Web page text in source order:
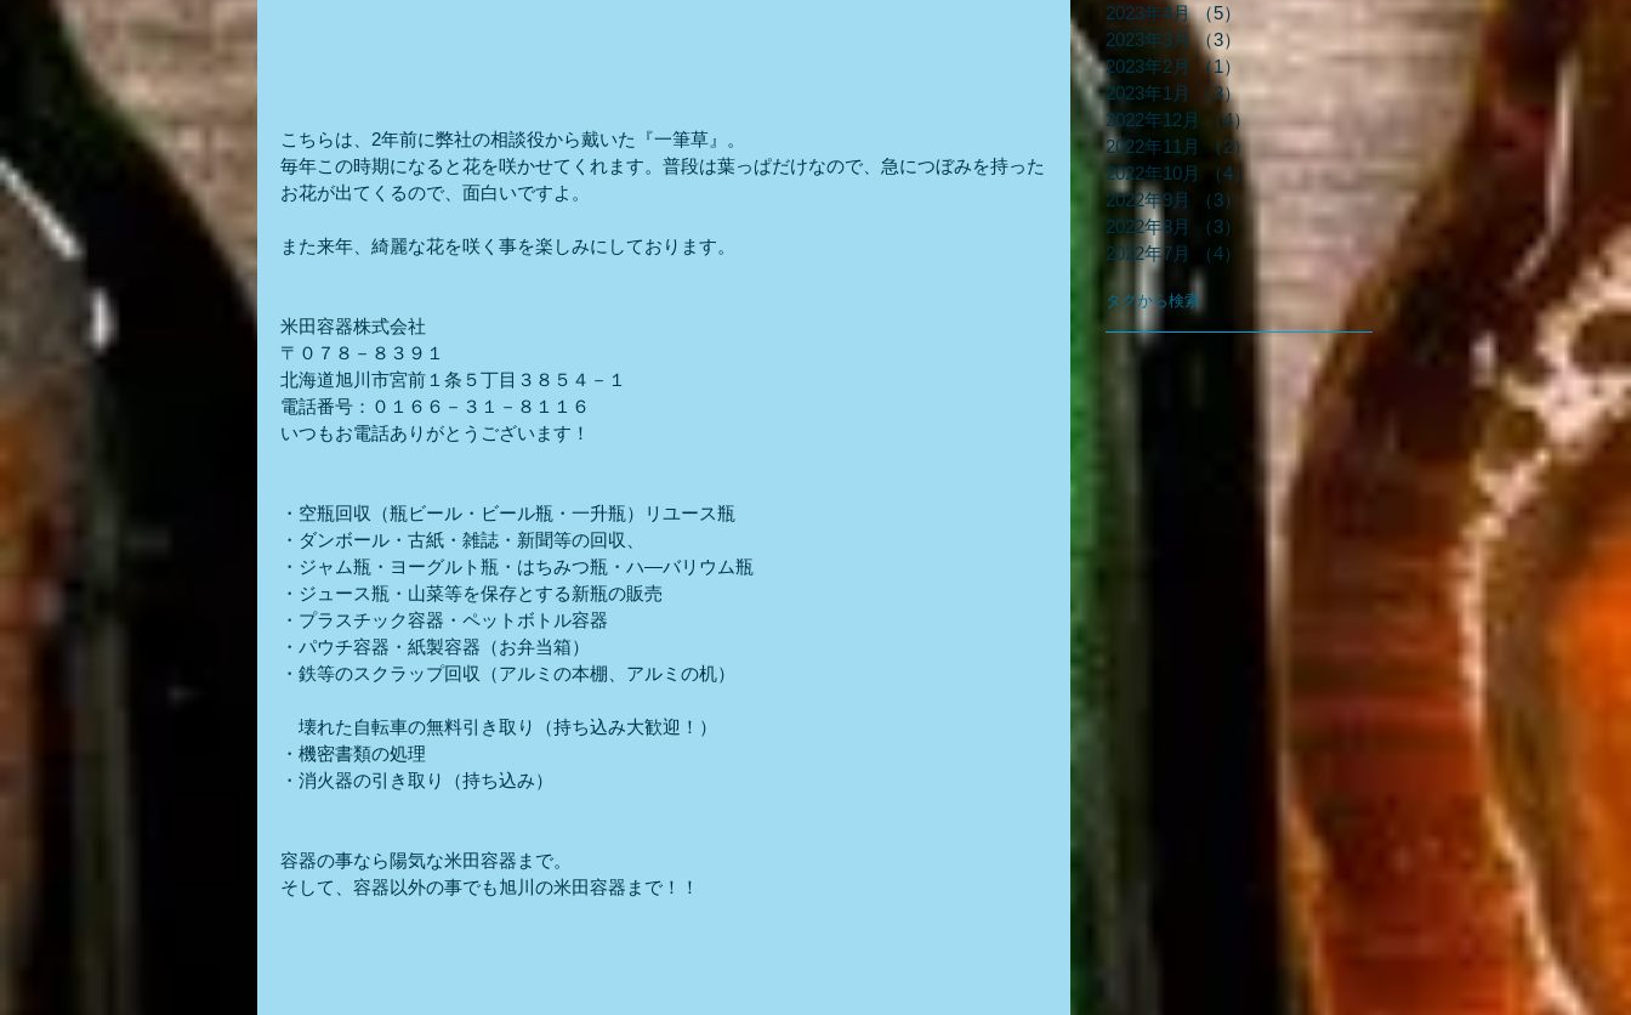
こちらは、2年前に弊社の相談役から戴いた『一筆草』。
毎年この時期になると花を咲かせてくれます。普段は葉っぱだけなので、急につぼみを持った
お花が出てくるので、面白いですよ。
また来年、綺麗な花を咲く事を楽しみにしております。
米田容器株式会社
〒０７８－８３９１
北海道旭川市宮前１条５丁目３８５４－１
電話番号：０１６６－３１－８１１６
いつもお電話ありがとうございます！
・空瓶回収（瓶ビール・ビール瓶・一升瓶）リユース瓶
・ダンボール・古紙・雑誌・新聞等の回収、
・ジャム瓶・ヨーグルト瓶・はちみつ瓶・ハ―バリウム瓶
・ジュース瓶・山菜等を保存とする新瓶の販売
・プラスチック容器・ペットボトル容器
・パウチ容器・紙製容器（お弁当箱）
・鉄等のスクラップ回収（アルミの本棚、アルミの机）
壊れた自転車の無料引き取り（持ち込み大歓迎！）
・機密書類の処理
・消火器の引き取り（持ち込み）
容器の事なら陽気な米田容器まで。
そして、容器以外の事でも旭川の米田容器まで！！
2023年4月 （5）
5件の記事
2023年3月 （3）
3件の記事
2023年2月
（1）
1件の記事
2023年1月
（3）
3件の記事
2022年12月
（4） 4件の記事
2022年11月
（2）
2件の記事
2022年10月
（4）
4件の記事
2022年9月
（3）
3件の記事
2022年8月
（3）
2022年7月
（4）
タグから検索